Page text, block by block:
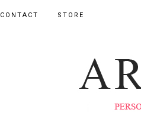
CONTACT STORE